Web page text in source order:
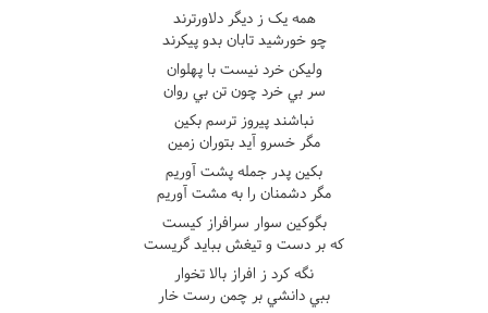
همه يک ز ديگر دلاورترند
چو خورشيد تابان بدو پيکرند
وليکن خرد نيست با پهلوان
سر بي خرد چون تن بي روان
نباشند پيروز ترسم بکين
مگر خسرو آيد بتوران زمين
بکين پدر جمله پشت آوريم
مگر دشمنان را به مشت آوريم
بگوکين سوار سرافراز کيست
که بر دست و تيغش ببايد گريست
نگه کرد ز افراز بالا تخوار
ببي دانشي بر چمن رست خار